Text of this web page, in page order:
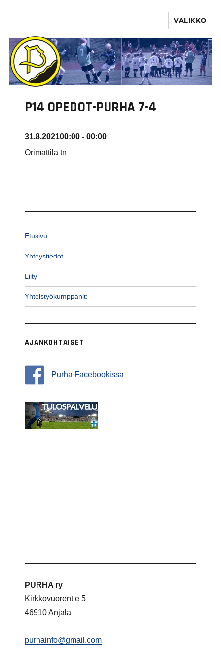
VALIKKO
P14 OPEDOT-PURHA 7-4
31.8.202100:00 - 00:00
Orimattila tn
Etusivu
Yhteystiedot
Liity
Yhteistyökumppanit:
AJANKOHTAISET
Purha Facebookissa
PURHA ry
Kirkkovuorentie 5
46910 Anjala
purhainfo@gmail.com